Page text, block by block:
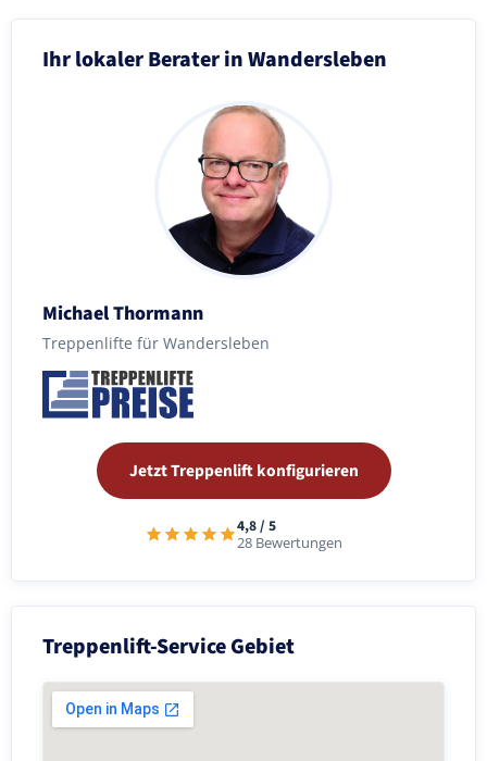
Ihr lokaler Berater in Wandersleben
Michael Thormann
Treppenlifte für Wandersleben
Jetzt Treppenlift konfigurieren
4,8 / 5
28 Bewertungen
Treppenlift-Service Gebiet